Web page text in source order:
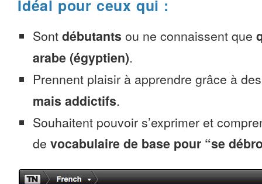
Idéal pour ceux qui :
Sont débutants ou ne connaissent que
arabe (égyptien).
Prennent plaisir à apprendre grâce à
mais addictifs.
Souhaitent pouvoir s’exprimer et
de vocabulaire de base pour “se